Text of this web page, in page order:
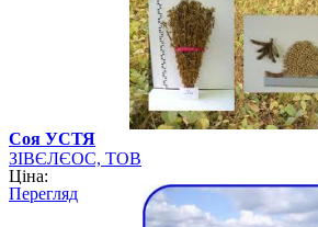
Соя УСТЯ
ЗІВЄЛЄОС, ТОВ
Ціна:
Перегляд